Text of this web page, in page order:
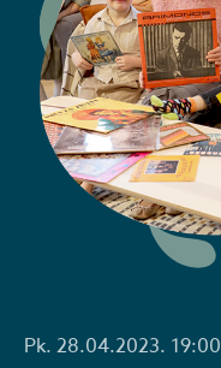
Pk. 28.04.2023. 19:00